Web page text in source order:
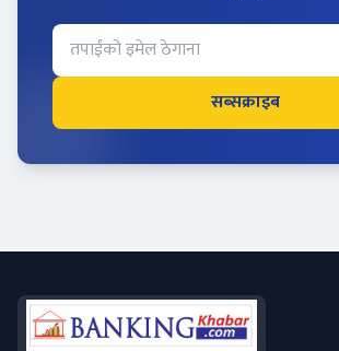
सब्सक्राइब